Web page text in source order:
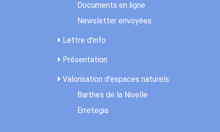
Documents en ligne
Newsletter envoyées
Lettre d'info
Présentation
Valorisation d'espaces naturels
Barthes de la Nivelle
Erretegia